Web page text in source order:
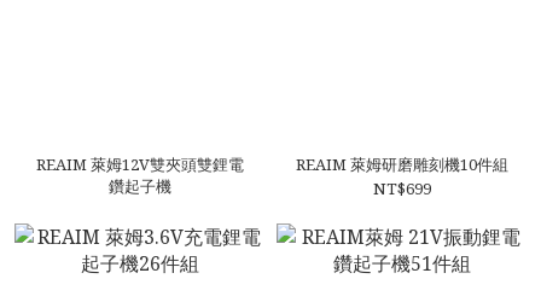
REAIM 萊姆12V雙夾頭雙鋰電
鑽起子機
REAIM 萊姆研磨雕刻機10件組
NT$699